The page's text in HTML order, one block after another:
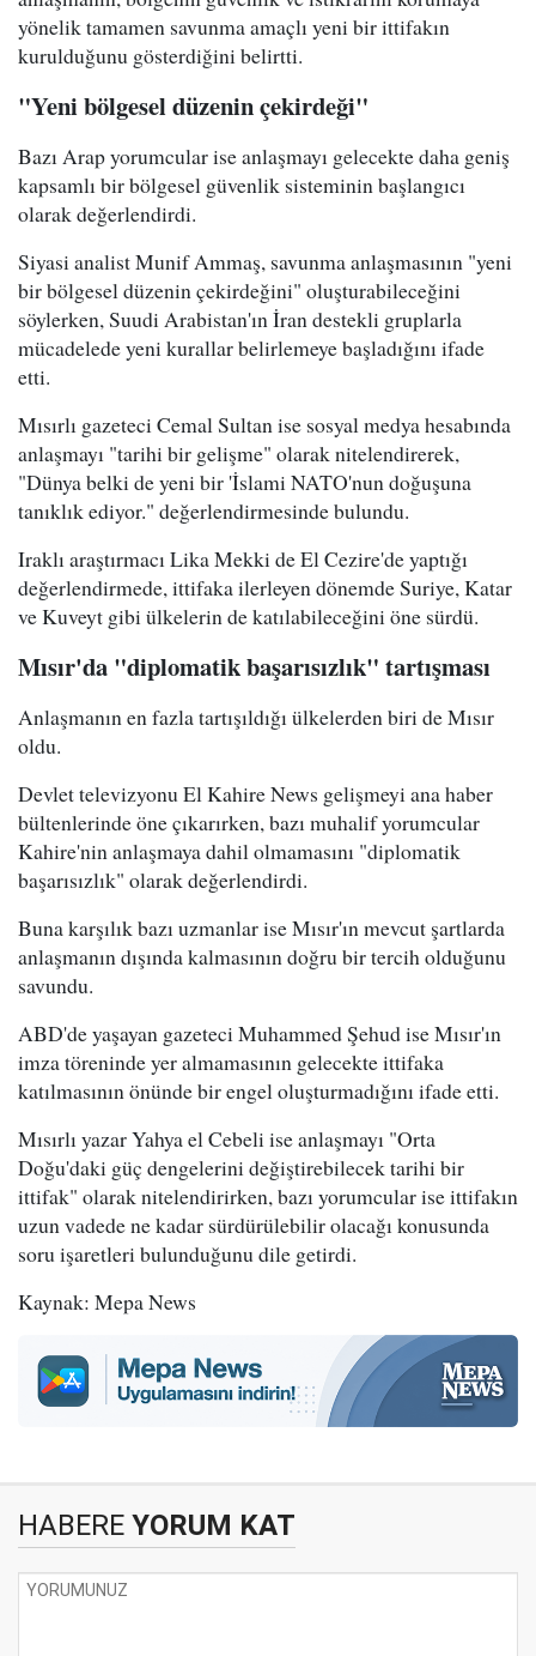
yönelik tamamen savunma amaçlı yeni bir ittifakın
kurulduğunu gösterdiğini belirtti.
"Yeni bölgesel düzenin çekirdeği"
Bazı Arap yorumcular ise anlaşmayı gelecekte daha geniş
kapsamlı bir bölgesel güvenlik sisteminin başlangıcı
olarak değerlendirdi.
Siyasi analist Munif Ammaş, savunma anlaşmasının "yeni
bir bölgesel düzenin çekirdeğini" oluşturabileceğini
söylerken, Suudi Arabistan'ın İran destekli gruplarla
mücadelede yeni kurallar belirlemeye başladığını ifade
etti.
Mısırlı gazeteci Cemal Sultan ise sosyal medya hesabında
anlaşmayı "tarihi bir gelişme" olarak nitelendirerek,
"Dünya belki de yeni bir 'İslami NATO'nun doğuşuna
tanıklık ediyor." değerlendirmesinde bulundu.
Iraklı araştırmacı Lika Mekki de El Cezire'de yaptığı
değerlendirmede, ittifaka ilerleyen dönemde Suriye, Katar
ve Kuveyt gibi ülkelerin de katılabileceğini öne sürdü.
Mısır'da "diplomatik başarısızlık" tartışması
Anlaşmanın en fazla tartışıldığı ülkelerden biri de Mısır
oldu.
Devlet televizyonu El Kahire News gelişmeyi ana haber
bültenlerinde öne çıkarırken, bazı muhalif yorumcular
Kahire'nin anlaşmaya dahil olmamasını "diplomatik
başarısızlık" olarak değerlendirdi.
Buna karşılık bazı uzmanlar ise Mısır'ın mevcut şartlarda
anlaşmanın dışında kalmasının doğru bir tercih olduğunu
savundu.
ABD'de yaşayan gazeteci Muhammed Şehud ise Mısır'ın
imza töreninde yer almamasının gelecekte ittifaka
katılmasının önünde bir engel oluşturmadığını ifade etti.
Mısırlı yazar Yahya el Cebeli ise anlaşmayı "Orta
Doğu'daki güç dengelerini değiştirebilecek tarihi bir
ittifak" olarak nitelendirirken, bazı yorumcular ise ittifakın
uzun vadede ne kadar sürdürülebilir olacağı konusunda
soru işaretleri bulunduğunu dile getirdi.
Kaynak: Mepa News
HABERE YORUM KAT